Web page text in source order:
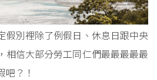
假別裡除了例假日、休息日跟中央
相信大部分勞工同仁們最最最最最
吧？！